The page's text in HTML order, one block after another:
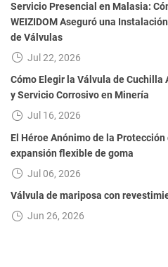
Servicio Presencial en Malasia:
WEIZIDOM Aseguró una
de Válvulas
Jul 22, 2026
Cómo Elegir la Válvula de Cuchilla
y Servicio Corrosivo en Minería
Jul 16, 2026
El Héroe Anónimo de la
expansión flexible de goma
Jul 06, 2026
Válvula de mariposa con
Jun 26, 2026